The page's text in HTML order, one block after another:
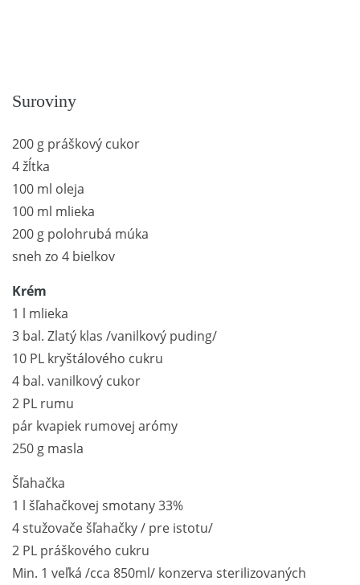
Suroviny
200 g práškový cukor
4 žĺtka
100 ml oleja
100 ml mlieka
200 g polohrubá múka
sneh zo 4 bielkov
Krém
1 l mlieka
3 bal. Zlatý klas /vanilkový puding/
10 PL kryštálového cukru
4 bal. vanilkový cukor
2 PL rumu
pár kvapiek rumovej arómy
250 g masla
Šľahačka
1 l šľahačkovej smotany 33%
4 stužovače šľahačky / pre istotu/
2 PL práškového cukru
Min. 1 veľká /cca 850ml/ konzerva sterilizovaných